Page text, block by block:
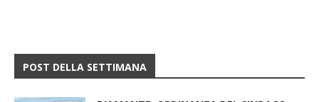
POST DELLA SETTIMANA